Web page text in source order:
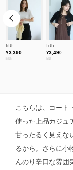
こちらは、コート
使った上品カジュ
甘ったるく見えな
るから。さらに小
んのり辛口な雰囲